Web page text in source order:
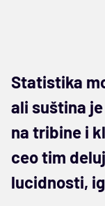
Statistika
ali suština
na tribine i
ceo tim
lucidnosti,